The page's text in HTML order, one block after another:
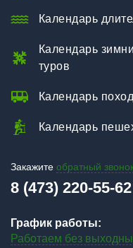
Календарь
Календарь
туров
Календарь
Календарь
Закажите обратный
8 (473) 220-55-62
График работы:
Работаем без